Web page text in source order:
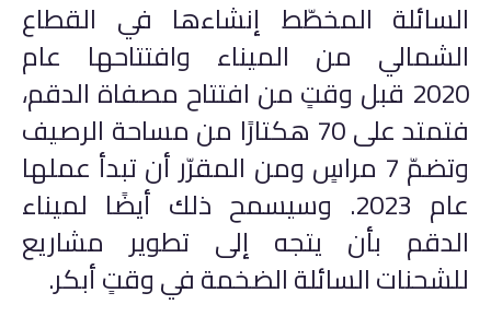
السائلة المخطّط إنشاءها في القطاع
الشمالي من الميناء وافتتاحها عام
2020 قبل وقتٍ من افتتاح مصفاة الدقم،
فتمتد على 70 هكتارًا من مساحة الرصيف
وتضمّ 7 مراسٍ ومن المقرّر أن تبدأ عملها
عام 2023. وسيسمح ذلك أيضًا لميناء
الدقم بأن يتجه إلى تطوير مشاريع
للشحنات السائلة الضخمة في وقتٍ أبكر.